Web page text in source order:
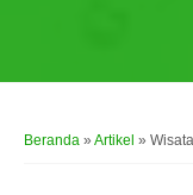
Beranda » Artikel »